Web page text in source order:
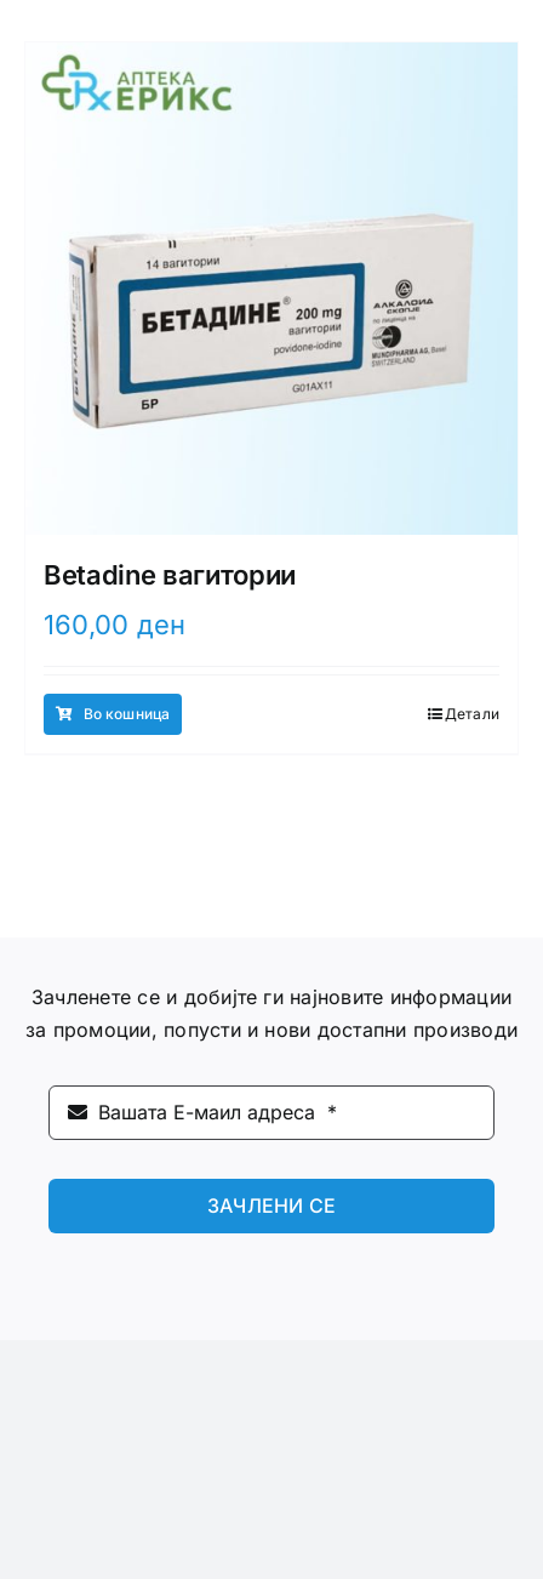
Betadine вагитории
160,00 ден
Во кошница Детали
Зачленете се и добијте ги најновите информации
за промоции, попусти и нови достапни производи
ЗАЧЛЕНИ СЕ